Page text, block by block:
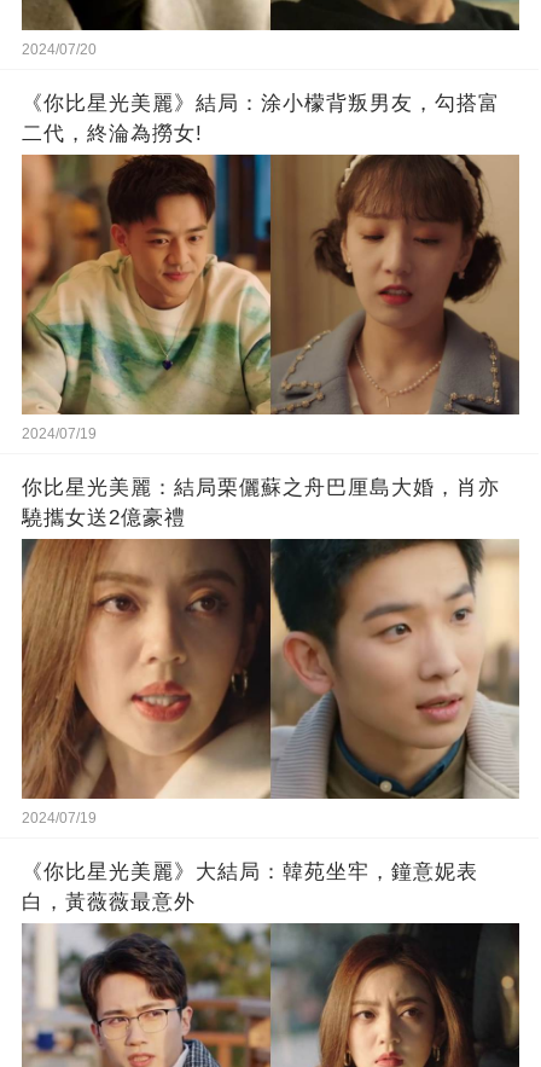
2024/07/20
《你比星光美麗》結局：涂小檬背叛男友，勾搭富
二代，終淪為撈女!
2024/07/19
你比星光美麗：結局栗儷蘇之舟巴厘島大婚，肖亦
驍攜女送2億豪禮
2024/07/19
《你比星光美麗》大結局：韓苑坐牢，鐘意妮表
白，黃薇薇最意外